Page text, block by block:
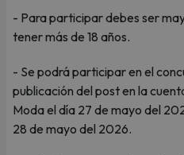
- Para participar debes ser
tener más de 18 años.
- Se podrá participar en el
publicación del post en la
Moda el día 27 de mayo del
28 de mayo del 2026.